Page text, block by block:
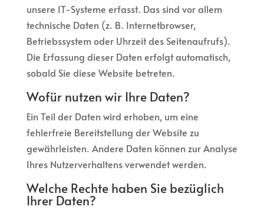
unsere IT-Systeme erfasst. Das sind vor allem
technische Daten (z. B. Internetbrowser,
Betriebssystem oder Uhrzeit des Seitenaufrufs).
Die Erfassung dieser Daten erfolgt automatisch,
sobald Sie diese Website betreten.
Wofür nutzen wir Ihre Daten?
Ein Teil der Daten wird erhoben, um eine
fehlerfreie Bereitstellung der Website zu
gewährleisten. Andere Daten können zur Analyse
Ihres Nutzerverhaltens verwendet werden.
Welche Rechte haben Sie bezüglich
Ihrer Daten?